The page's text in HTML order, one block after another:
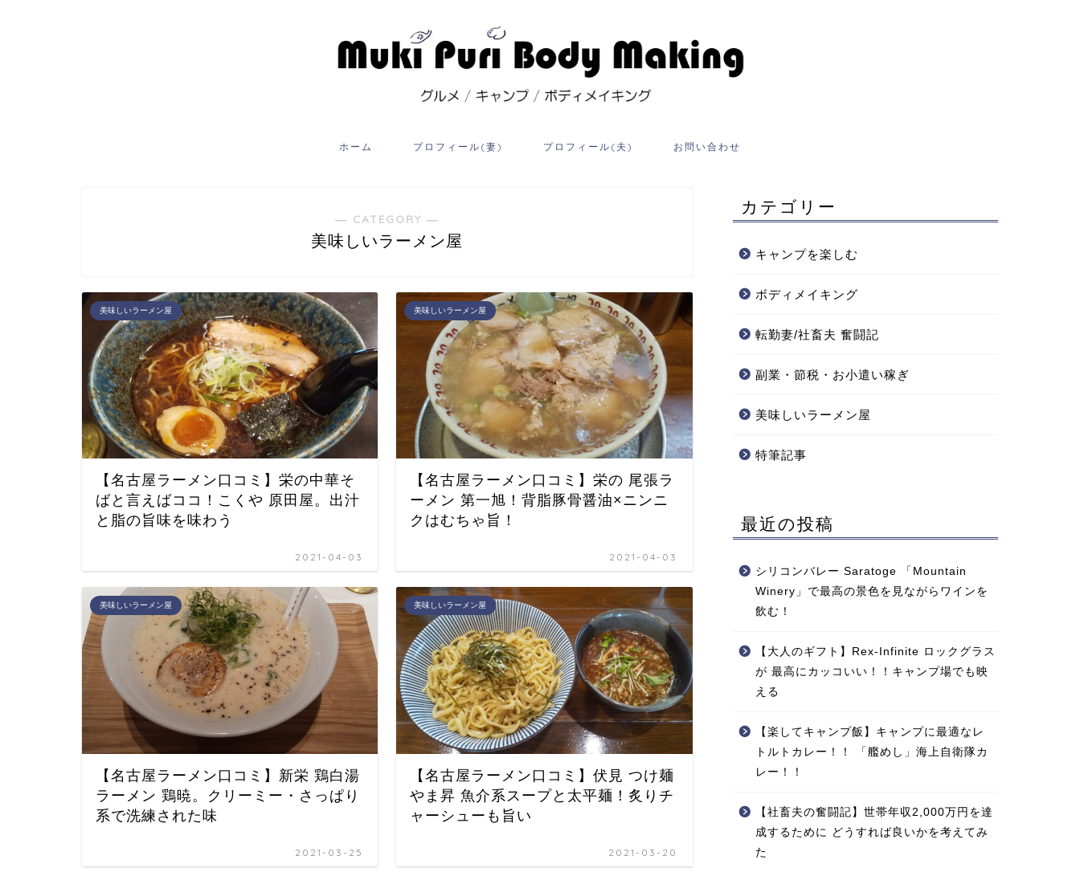
ホーム プロフィール(妻) プロフィール(夫) お問い合わせ
― CATEGORY ―
美味しいラーメン屋
美味しいラーメン屋
【名古屋ラーメン口コミ】栄の中華そ
ばと言えばココ！こくや 原田屋。出汁
と脂の旨味を味わう
2021-04-03
美味しいラーメン屋
【名古屋ラーメン口コミ】栄の 尾張ラ
ーメン 第一旭！背脂豚骨醤油×ニンニ
クはむちゃ旨！
2021-04-03
美味しいラーメン屋
【名古屋ラーメン口コミ】新栄 鶏白湯
ラーメン 鶏暁。クリーミー・さっぱり
系で洗練された味
2021-03-25
美味しいラーメン屋
【名古屋ラーメン口コミ】伏見 つけ麺
やま昇 魚介系スープと太平麺！炙りチ
ャーシューも旨い
2021-03-20
カテゴリー
キャンプを楽しむ
ボディメイキング
転勤妻/社畜夫 奮闘記
副業・節税・お小遣い稼ぎ
美味しいラーメン屋
特筆記事
最近の投稿
シリコンバレー Saratoge 「Mountain
Winery」で最高の景色を見ながらワインを
飲む！
【大人のギフト】Rex-Infinite ロックグラス
が 最高にカッコいい！！キャンプ場でも映
える
【楽してキャンプ飯】キャンプに最適なレ
トルトカレー！！ 「艦めし」海上自衛隊カ
レー！！
【社畜夫の奮闘記】世帯年収2,000万円を達
成するために どうすれば良いかを考えてみ
た